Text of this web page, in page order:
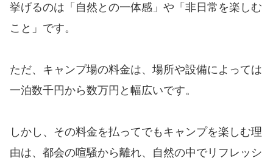
挙げるのは「自然との一体感」や「非日常を楽しむ
こと」です。
ただ、キャンプ場の料金は、場所や設備によっては
一泊数千円から数万円と幅広いです。
しかし、その料金を払ってでもキャンプを楽しむ理
由は、都会の喧騒から離れ、自然の中でリフレッシ